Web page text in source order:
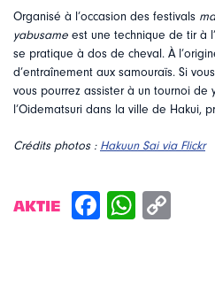
Organisé à l’occasion des festivals
yabusame est une technique de tir à
se pratique à dos de cheval. À
d’entraînement aux samouraïs. Si
vous pourrez assister à un tournoi de
l’Oidematsuri dans la ville de Hakui,
Crédits photos : Hakuun Sai via Flickr
AKTIE